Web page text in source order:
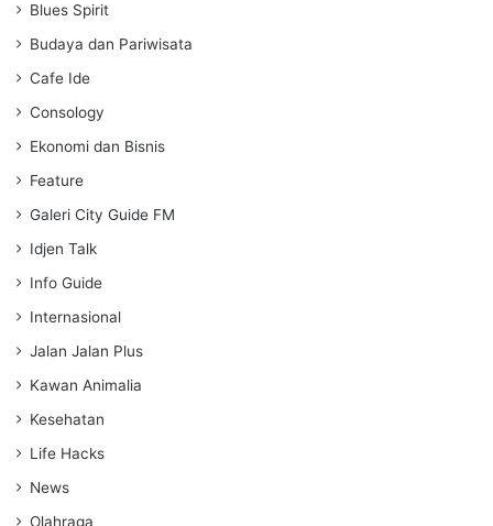
Blues Spirit
Budaya dan Pariwisata
Cafe Ide
Consology
Ekonomi dan Bisnis
Feature
Galeri City Guide FM
Idjen Talk
Info Guide
Internasional
Jalan Jalan Plus
Kawan Animalia
Kesehatan
Life Hacks
News
Olahraga